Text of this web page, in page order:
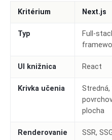
Kritérium Next.js
Typ
Full-
UI knižnica React
Krivka učenia
Stredná,
plocha
Renderovanie
SSR,